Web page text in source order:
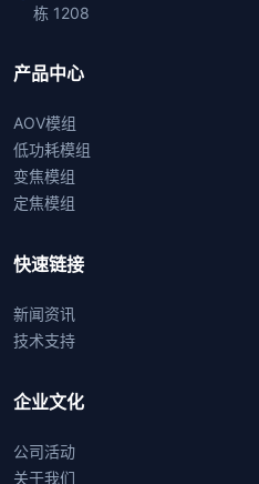
栋 1208
产品中心
AOV模组
低功耗模组
变焦模组
定焦模组
快速链接
新闻资讯
技术支持
企业文化
公司活动
关于我们